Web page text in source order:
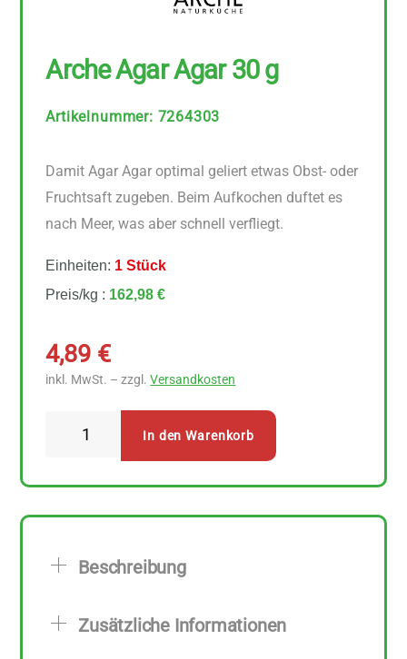
Arche Agar Agar 30 g
Artikelnummer: 7264303
Damit Agar Agar optimal geliert etwas Obst- oder
Fruchtsaft zugeben. Beim Aufkochen duftet es
nach Meer, was aber schnell verfliegt.
Einheiten: 1 Stück
Preis/kg : 162,98 €
4,89 €
inkl. MwSt. – zzgl.Versandkosten
Menge
In den Warenkorb
Beschreibung
Zusätzliche Informationen